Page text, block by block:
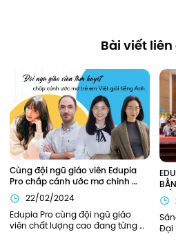
Bài viết
Cùng đội ngũ giáo viên Edupia
Pro chắp cánh ước mơ chinh
phục tiếng Anh
22/02/2024
Edupia Pro cùng đội ngũ giáo
viên chất lượng cao đang từng
Đại